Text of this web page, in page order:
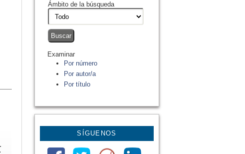
Ámbito de la búsqueda
Examinar
Por número
Por autor/a
Por título
SÍGUENOS